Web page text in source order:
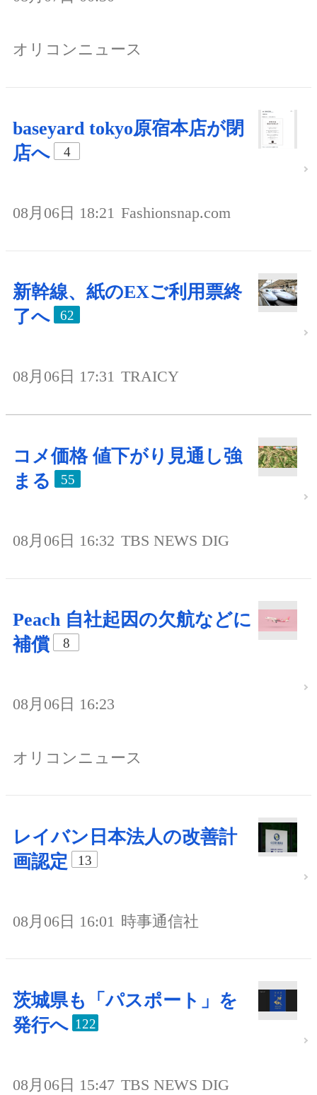
オリコンニュース
baseyard tokyo原宿本店が閉
店へ
4
08月06日 18:21 Fashionsnap.com
新幹線、紙のEXご利用票終
了へ
62
08月06日 17:31 TRAICY
コメ価格 値下がり見通し強
まる
55
08月06日 16:32 TBS NEWS DIG
Peach 自社起因の欠航などに
補償
8
08月06日 16:23
オリコンニュース
レイバン日本法人の改善計
画認定
13
08月06日 16:01 時事通信社
茨城県も「パスポート」を
発行へ 122
08月06日 15:47 TBS NEWS DIG